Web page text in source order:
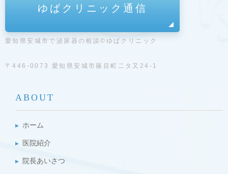
ゆばクリニック通信
愛知県安城市で泌尿器の相談©ゆばクリニック
〒446-0073 愛知県安城市篠目町二タ又24-1
ABOUT
ホーム
医院紹介
院長あいさつ